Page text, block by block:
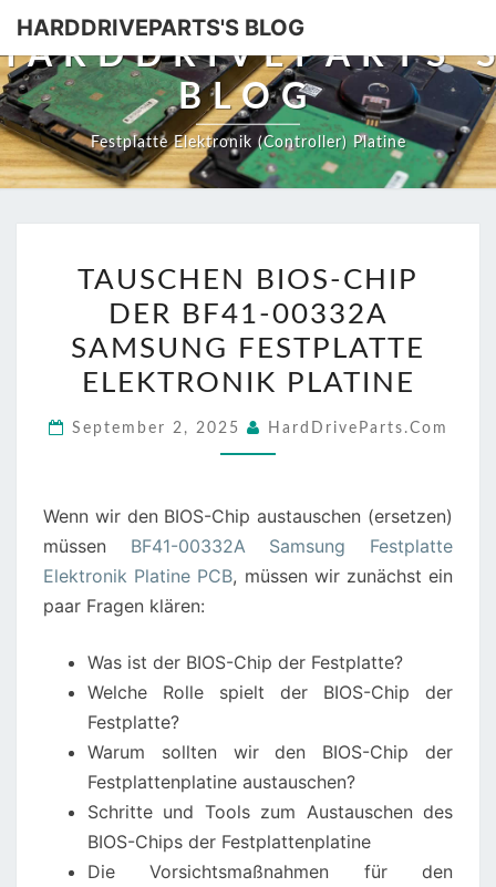
HARDDRIVEPARTS'S BLOG
BLOG
Festplatte Elektronik (Controller) Platine
BIOS-
CHIP
DER
BF41-
SAMSUNG
PLATINE
TAUSCHEN BIOS-CHIP
DER BF41-00332A
SAMSUNG FESTPLATTE
ELEKTRONIK PLATINE
September 2, 2025 HardDriveParts.com
Wenn wir den BIOS-Chip austauschen (ersetzen)
müssen BF41-00332A Samsung Festplatte
Elektronik Platine PCB, müssen wir zunächst ein
paar Fragen klären:
Was ist der BIOS-Chip der Festplatte?
Welche Rolle spielt der BIOS-Chip der
Festplatte?
Warum sollten wir den BIOS-Chip der
Festplattenplatine austauschen?
Schritte und Tools zum Austauschen des
BIOS-Chips der Festplattenplatine
Die Vorsichtsmaßnahmen für den